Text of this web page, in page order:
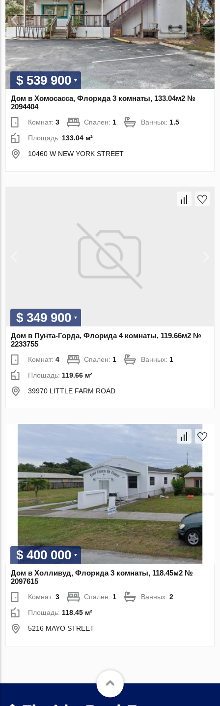
$ 539 900
Дом в Хомосасса, Флорида 3 комнаты, 133.04м2 №
2094404
Комнат:3 Спален: 1 Ванных: 1.5
Площадь: 133.04 м²
10460 W NEW YORK STREET
$ 349 900
Дом в Пунта-Горда, Флорида 4 комнаты, 119.66м2 №
2233755
Комнат:4 Спален: 1 Ванных: 1
Площадь: 119.66 м²
39970 LITTLE FARM ROAD
$ 400 000
Дом в Холливуд, Флорида 3 комнаты, 118.45м2 №
2097615
Комнат:3 Спален: 1 Ванных:2
Площадь: 118.45 м²
5216 MAYO STREET